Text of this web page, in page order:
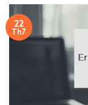
22
Th7